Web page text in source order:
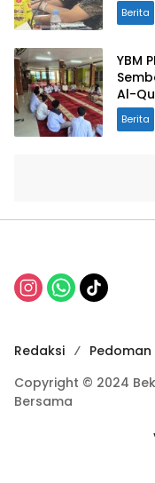
Berita
YBM
Al-
Berita
Redaksi
Pedoman
Copyright © 2024
Bersama